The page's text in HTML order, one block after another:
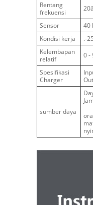
Rentang
frekuensi
Sensor
40
Kondisi kerja
.-
Kelembapan
relatif
0 -
Spesifikasi
Charger
sumber daya